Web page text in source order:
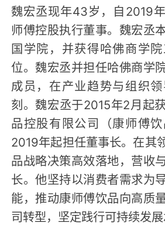
魏宏丞现年43岁，自2019
师傅控股执行董事。魏宏丞
国学院，并获得哈佛商学
位。魏宏丞并担任哈佛商学
成员，在产业趋势与组织
刻。魏宏丞于2015年2月起
品控股有限公司（康师傅
2019年起担任董事长。在其
品战略决策高效落地，营收
长。他坚持以消费者需求为
能，推动康师傅饮品向高质
司转型，坚定践行可持续发展